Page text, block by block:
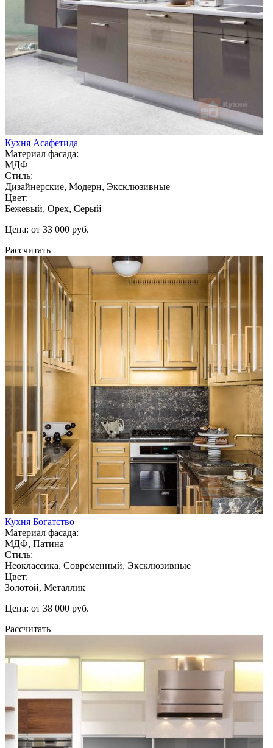
Кухня Асафетида
Материал фасада:
МДФ
Стиль:
Дизайнерские, Модерн, Эксклюзивные
Цвет:
Бежевый, Орех, Серый
Цена: от 33 000 руб.
Рассчитать
Кухня Богатство
Материал фасада:
МДФ, Патина
Стиль:
Неоклассика, Современный, Эксклюзивные
Цвет:
Золотой, Металлик
Цена: от 38 000 руб.
Рассчитать